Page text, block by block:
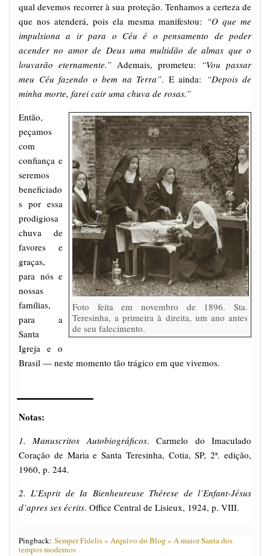
qual devemos recorrer à sua proteção. Tenhamos a certeza de
que nos atenderá, pois ela mesma manifestou: “O que me
impulsiona a ir para o Céu é o pensamento de poder
acender no amor de Deus uma multidão de almas que o
louvarão eternamente.”Ademais, prometeu: “Vou passar
meu Céu fazendo o bem na Terra”. E ainda: “Depois de
minha morte, farei cair uma chuva de rosas.”
Foto feita em novembro de 1896. Sta.
Teresinha, a primeira à direita, um ano antes
de seu falecimento.
Então,
peçamos
com
confiança e
seremos
beneficiado
s por essa
prodigiosa
chuva de
favores e
graças,
para nós e
nossas
famílias,
para a
Santa
Igreja e o
Brasil — neste momento tão trágico em que vivemos.
Notas:
1. Manuscritos Autobiográficos. Carmelo do Imaculado
Coração de Maria e Santa Teresinha, Cotia, SP, 2ª. edição,
1960, p. 244.
2. L’Esprit de Ia Bienheureuse Thérese de l’Enfant-Jésus
d’apres ses écrits. Office Central de Lisieux, 1924, p. VIII.
Pingback: Semper Fidelis » Arquivo do Blog » A maior Santa dos
tempos modernos